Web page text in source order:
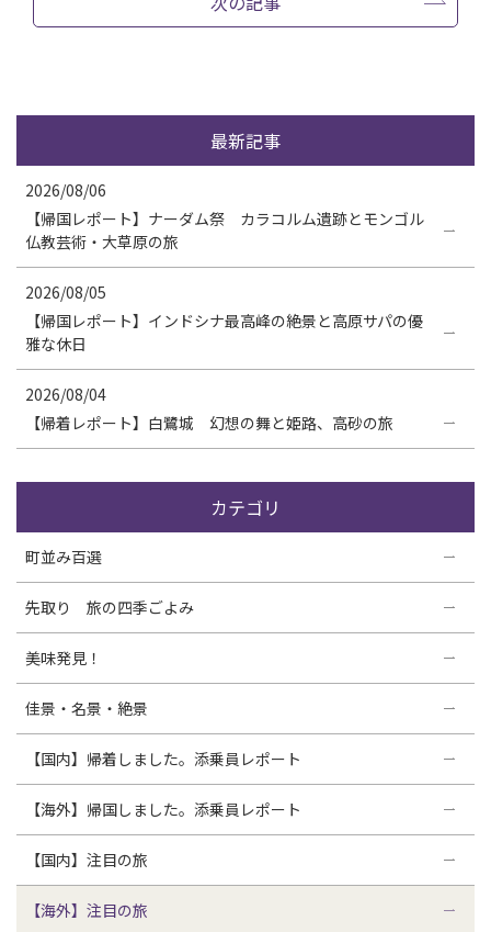
最新記事
2026/08/06
【帰国レポート】ナーダム祭 カラコルム遺跡とモンゴル
仏教芸術・大草原の旅
2026/08/05
【帰国レポート】インドシナ最高峰の絶景と高原サパの優
雅な休日
2026/08/04
【帰着レポート】白鷺城 幻想の舞と姫路、高砂の旅
カテゴリ
町並み百選
先取り 旅の四季ごよみ
美味発見！
佳景・名景・絶景
【国内】帰着しました。添乗員レポート
【海外】帰国しました。添乗員レポート
【国内】注目の旅
【海外】注目の旅